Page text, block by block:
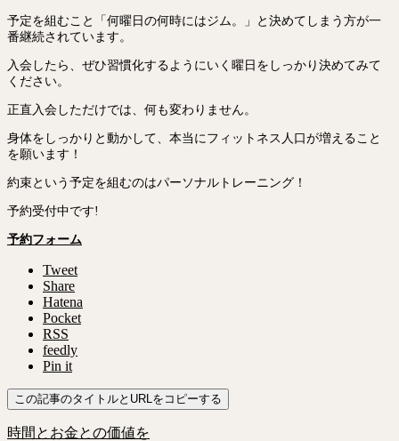
予定を組むこと「何曜日の何時にはジム。」と決めてしまう方が一
番継続されています。
入会したら、ぜひ習慣化するようにいく曜日をしっかり決めてみて
ください。
正直入会しただけでは、何も変わりません。
身体をしっかりと動かして、本当にフィットネス人口が増えること
を願います！
約束という予定を組むのはパーソナルトレーニング！
予約受付中です!
予約フォーム
Tweet
Share
Hatena
Pocket
RSS
feedly
Pin it
この記事のタイトルとURLをコピーする
時間とお金との価値を